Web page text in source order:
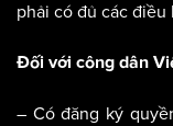
phải có đủ các
Đối với công dân
– Có đăng ký